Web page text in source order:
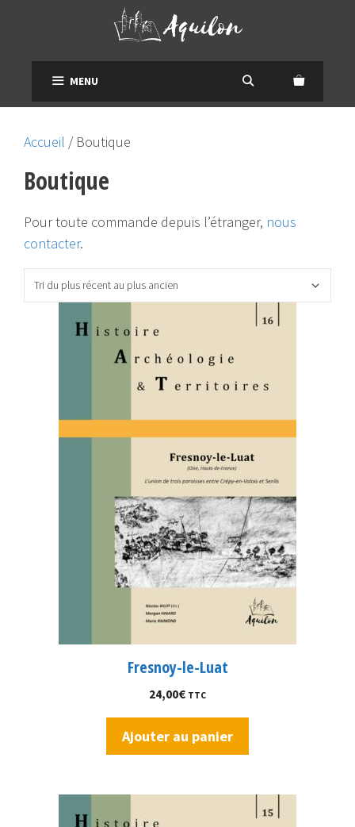
MENU
Accueil / Boutique
Boutique
Pour toute commande depuis l’étranger, nous
contacter.
Fresnoy-le-Luat
24,00€ TTC
Ajouter au panier